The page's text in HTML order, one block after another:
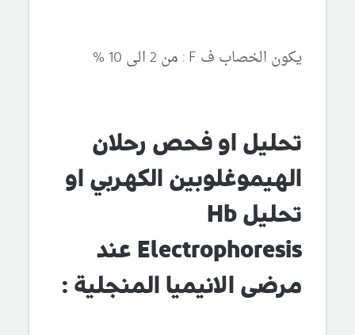
يكون الخصاب ف F : من 2 الى 10 %
تحليل او فحص رحلان
الهيموغلوبين الكهربي او
تحليل Hb
Electrophoresis عند
مرضى الانيميا المنجلية :